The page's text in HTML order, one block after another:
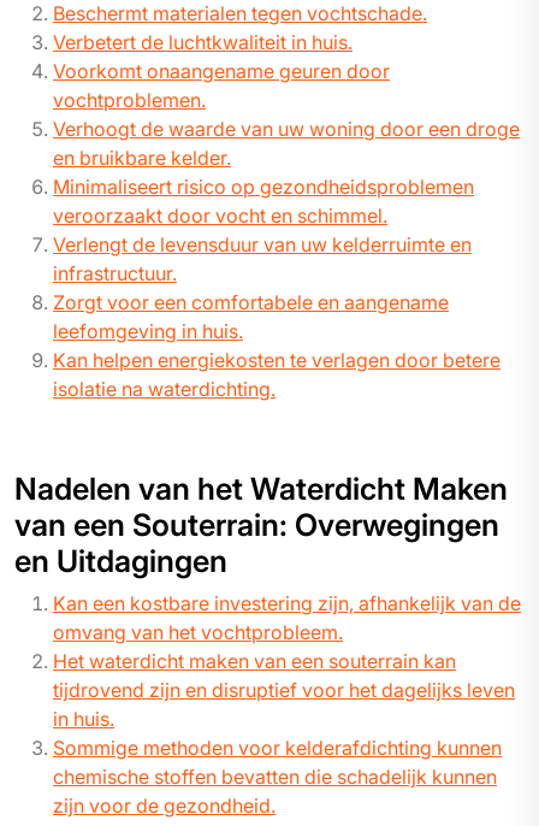
Beschermt materialen tegen vochtschade.
Verbetert de luchtkwaliteit in huis.
Voorkomt onaangename geuren door
vochtproblemen.
Verhoogt de waarde van uw woning door een droge
en bruikbare kelder.
Minimaliseert risico op gezondheidsproblemen
veroorzaakt door vocht en schimmel.
Verlengt de levensduur van uw kelderruimte en
infrastructuur.
Zorgt voor een comfortabele en aangename
leefomgeving in huis.
Kan helpen energiekosten te verlagen door betere
isolatie na waterdichting.
Nadelen van het Waterdicht Maken
van een Souterrain: Overwegingen
en Uitdagingen
Kan een kostbare investering zijn, afhankelijk van de
omvang van het vochtprobleem.
Het waterdicht maken van een souterrain kan
tijdrovend zijn en disruptief voor het dagelijks leven
in huis.
Sommige methoden voor kelderafdichting kunnen
chemische stoffen bevatten die schadelijk kunnen
zijn voor de gezondheid.